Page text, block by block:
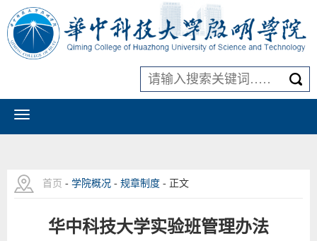
首页 - 学院概况 - 规章制度 - 正文
华中科技大学实验班管理办法